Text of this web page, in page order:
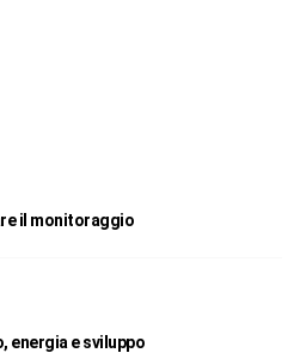
il monitoraggio
energia e sviluppo